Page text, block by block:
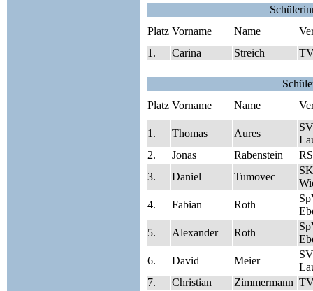
Platz Vorname Name
1.
Carina Streich
Platz Vorname Name
1. Thomas Aures
2.
Jonas Rabenstein
3.
Daniel Tumovec
4.
Fabian Roth
5.
Alexander Roth
6.
David Meier
7.
Christian Zimmermann